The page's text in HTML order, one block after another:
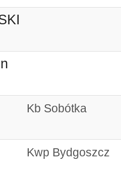
Kb Sobótka
Kwp Bydgoszcz